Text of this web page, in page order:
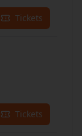
Tickets
Tickets